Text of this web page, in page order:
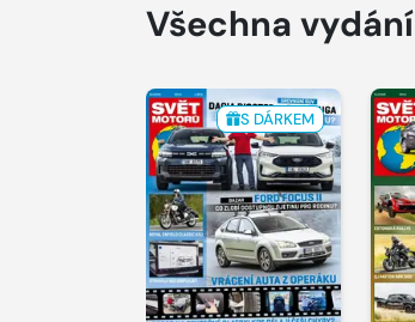
Všechna vydání
S DÁRKEM